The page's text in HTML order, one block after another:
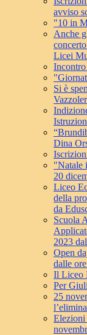
avviso
"10 in
Anche
Licei
Si è
Dina
"Natale
20
Liceo
della
da
Scuola
2023
Open
dalle
Il Liceo
Per
25
Elezioni